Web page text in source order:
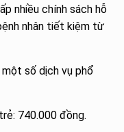
nhiều chính sách hỗ
nhân tiết kiệm từ
một số dịch vụ phổ
740.000 đồng.